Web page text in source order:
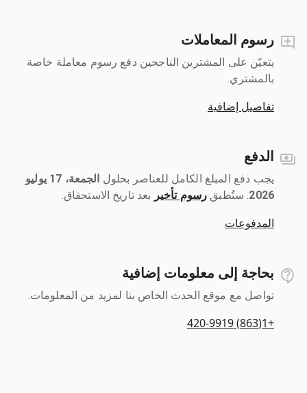
رسوم المعاملات
يتعيّن على المشترين الناجحين دفع رسوم معاملة خاصة
بالمشتري.
تفاصيل إضافية
الدفع
يجب دفع المبلغ الكامل للعناصر بحلول ‎
الجمعة، 17 يوليو
2026
رسوم تأخير بعد تاريخ الاستحقاق.
المدفوعات
بحاجة إلى معلومات إضافية
تواصل مع موقع الحدث الخاص بنا لمزيد من المعلومات.
+1(863) 420-9919